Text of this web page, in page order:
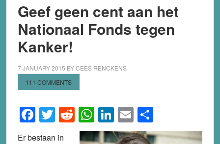
Geef geen cent aan het
Nationaal Fonds tegen
Kanker!
7 JANUARY 2015 BYCEES RENCKENS
111 COMMENTS
Facebook
Twitter
Reddit
WhatsApp
LinkedIn
EmailShare
Er bestaan in